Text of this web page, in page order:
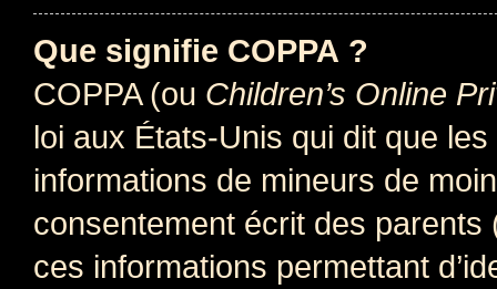
Que signifie COPPA ?
COPPA (ou Children’s Online
loi aux États-Unis qui dit que
informations de mineurs de
consentement écrit des parents
ces informations permettant